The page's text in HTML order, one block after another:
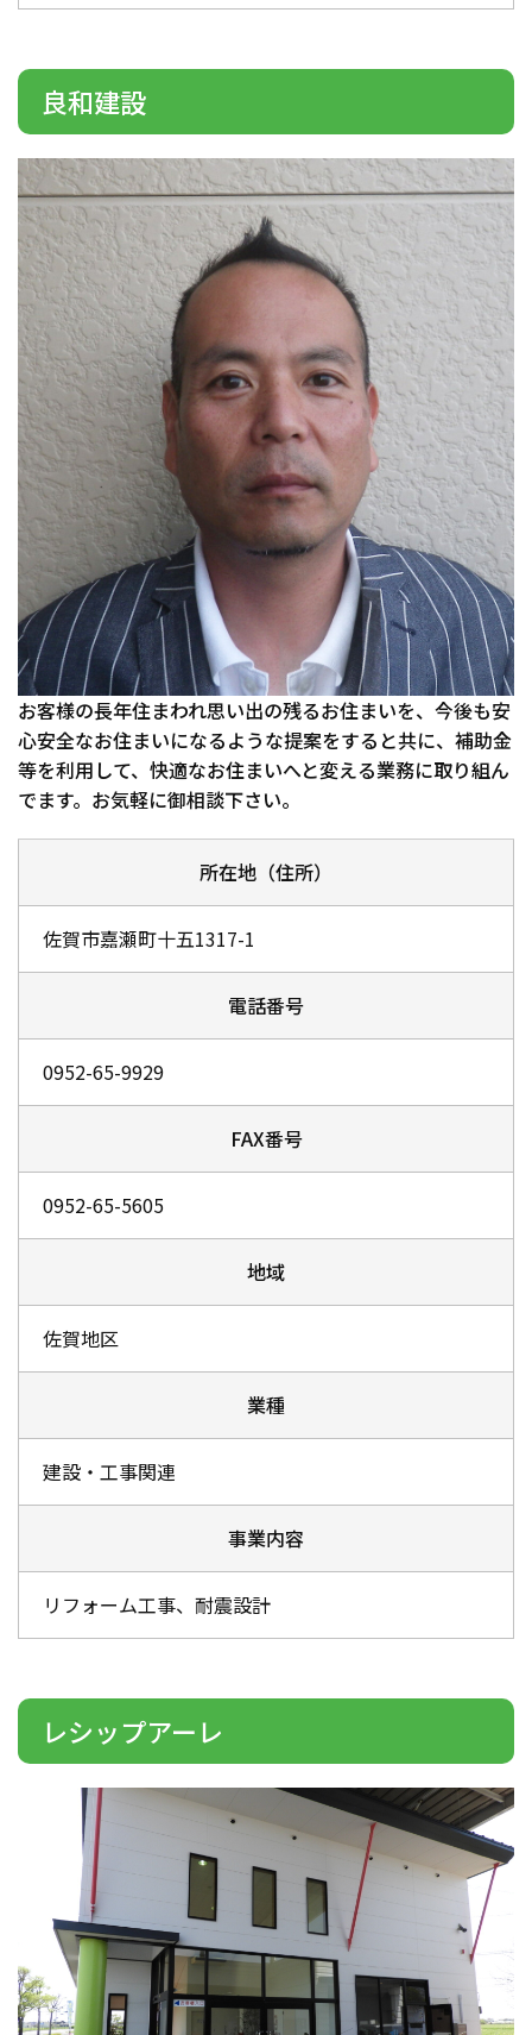
良和建設
お客様の長年住まわれ思い出の残るお住まいを、今後も安
心安全なお住まいになるような提案をすると共に、補助金
等を利用して、快適なお住まいへと変える業務に取り組ん
でます。お気軽に御相談下さい。
所在地（住所）
佐賀市嘉瀬町十五1317-1
電話番号
0952-65-9929
FAX番号
0952-65-5605
地域
佐賀地区
業種
建設・工事関連
事業内容
リフォーム工事、耐震設計
レシップアーレ